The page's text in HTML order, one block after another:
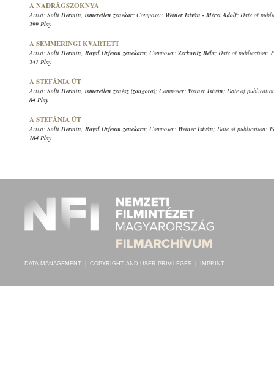
A NADRÁGSZOKNYA
Artist: Solti Hermin, ismeretlen zenekar; Composer: Weiner István - Mérei Adolf; Date of
299 Play
A SEMMERINGI KVARTETT
Artist: Solti Hermin, Royal Orfeum zenekara; Composer: Zerkovitz Béla; Date of publication:
241 Play
A STEFÁNIA ÚT
Artist: Solti Hermin, ismeretlen zenész (zongora); Composer: Weiner István; Date of
84 Play
A STEFÁNIA ÚT
Artist: Solti Hermin, Royal Orfeum zenekara; Composer: Weiner István; Date of publication:
184 Play
DATA MANAGEMENT COPYRIGHT AND USER PRIVILEGES IMPRINT